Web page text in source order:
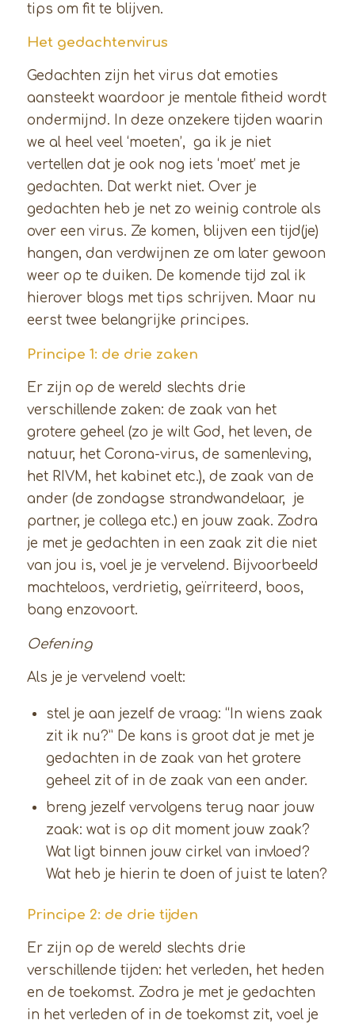
tips om fit te blijven.
Het gedachtenvirus
Gedachten zijn het virus dat emoties
aansteekt waardoor je mentale fitheid wordt
ondermijnd. In deze onzekere tijden waarin
we al heel veel ‘moeten’, ga ik je niet
vertellen dat je ook nog iets ‘moet’ met je
gedachten. Dat werkt niet. Over je
gedachten heb je net zo weinig controle als
over een virus. Ze komen, blijven een tijd(je)
hangen, dan verdwijnen ze om later gewoon
weer op te duiken. De komende tijd zal ik
hierover blogs met tips schrijven. Maar nu
eerst twee belangrijke principes.
Principe 1: de drie zaken
Er zijn op de wereld slechts drie
verschillende zaken: de zaak van het
grotere geheel (zo je wilt God, het leven, de
natuur, het Corona-virus, de samenleving,
het RIVM, het kabinet etc.), de zaak van de
ander (de zondagse strandwandelaar, je
partner, je collega etc.) en jouw zaak. Zodra
je met je gedachten in een zaak zit die niet
van jou is, voel je je vervelend. Bijvoorbeeld
machteloos, verdrietig, geïrriteerd, boos,
bang enzovoort.
Oefening
Als je je vervelend voelt:
stel je aan jezelf de vraag: “In wiens zaak
zit ik nu?” De kans is groot dat je met je
gedachten in de zaak van het grotere
geheel zit of in de zaak van een ander.
breng jezelf vervolgens terug naar jouw
zaak: wat is op dit moment jouw zaak?
Wat ligt binnen jouw cirkel van invloed?
Wat heb je hierin te doen of juist te laten?
Principe 2: de drie tijden
Er zijn op de wereld slechts drie
verschillende tijden: het verleden, het heden
en de toekomst. Zodra je met je gedachten
in het verleden of in de toekomst zit, voel je